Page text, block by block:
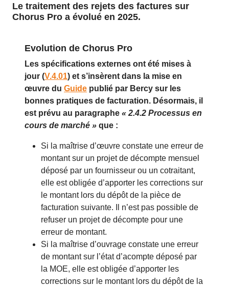
Le traitement des rejets des factures sur
Chorus Pro a évolué en 2025.
Evolution de Chorus Pro
Les spécifications externes ont été mises à
jour (V.4.01) et s’insèrent dans la mise en
œuvre du Guide publié par Bercy sur les
bonnes pratiques de facturation. Désormais, il
est prévu au paragraphe « 2.4.2 Processus en
cours de marché » que :
Si la maîtrise d’œuvre constate une erreur de
montant sur un projet de décompte mensuel
déposé par un fournisseur ou un cotraitant,
elle est obligée d’apporter les corrections sur
le montant lors du dépôt de la pièce de
facturation suivante. Il n’est pas possible de
refuser un projet de décompte pour une
erreur de montant.
Si la maîtrise d’ouvrage constate une erreur
de montant sur l’état d’acompte déposé par
la MOE, elle est obligée d’apporter les
corrections sur le montant lors du dépôt de la